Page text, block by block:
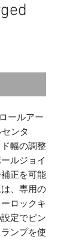
ールアー
ンタ
幅の調整
ルジョイ
正を可能
、専用の
ロックキ
定でピン
ンプを使